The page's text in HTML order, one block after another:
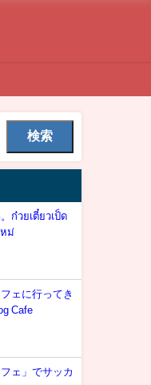
検索
ก๋วยเตี๋ยวเป็ด
หม่
ェに行ってき
Cafe
ェ」でサッカ